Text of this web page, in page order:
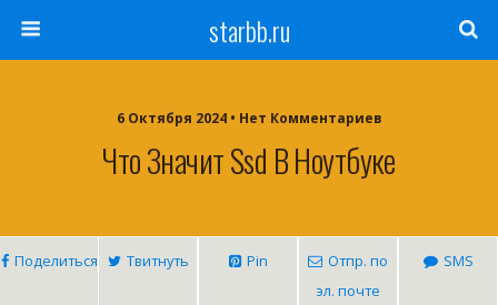
starbb.ru
6 Октября 2024 • Нет Комментариев
Что Значит Ssd В Ноутбуке
Поделиться Твитнуть Pin
Отпр. по
эл. почте
SMS